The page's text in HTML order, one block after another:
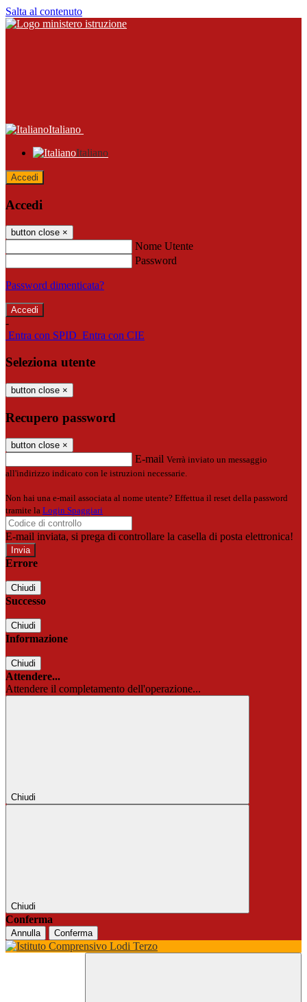
Salta al contenuto
Italiano
Italiano
Accedi
Accedi
button close ×
Nome Utente
Password
Password dimenticata?
-
Entra con SPID Entra con CIE
Seleziona utente
button close ×
Recupero password
button close ×
E-mail Verrà inviato un messaggio
all'indirizzo indicato con le istruzioni necessarie.
Non hai una e-mail associata al nome utente? Effettua il reset della password
tramite la Login Spaggiari
E-mail inviata, si prega di controllare la casella di posta elettronica!
Errore
Chiudi
Successo
Chiudi
Informazione
Chiudi
Attendere...
Attendere il completamento dell'operazione...
Chiudi
Chiudi
Conferma
Annulla Conferma